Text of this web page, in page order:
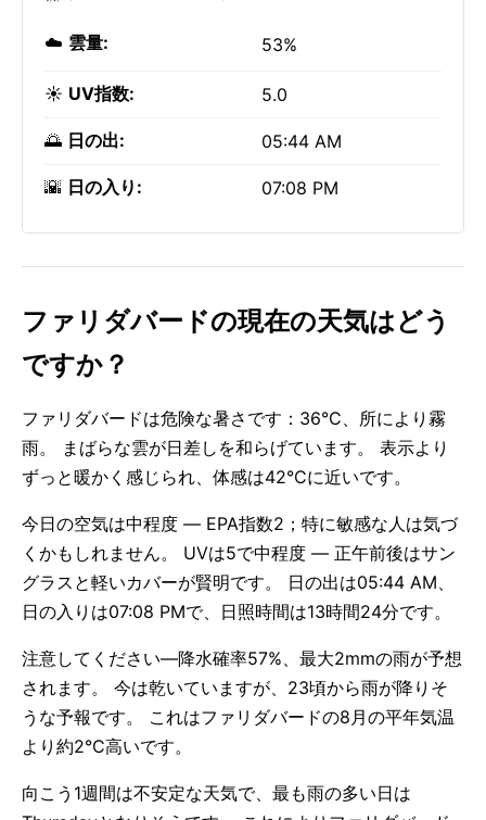
☁️ 雲量: 53%
☀️ UV指数: 5.0
🌅 日の出: 05:44 AM
🌇 日の入り: 07:08 PM
ファリダバードの現在の天気はどう
ですか？
ファリダバードは危険な暑さです：36°C、所により霧
雨。 まばらな雲が日差しを和らげています。 表示より
ずっと暖かく感じられ、体感は42°Cに近いです。
今日の空気は中程度 — EPA指数2；特に敏感な人は気づ
くかもしれません。 UVは5で中程度 — 正午前後はサン
グラスと軽いカバーが賢明です。 日の出は05:44 AM、
日の入りは07:08 PMで、日照時間は13時間24分です。
注意してください—降水確率57%、最大2mmの雨が予想
されます。 今は乾いていますが、23頃から雨が降りそ
うな予報です。 これはファリダバードの8月の平年気温
より約2°C高いです。
向こう1週間は不安定な天気で、最も雨の多い日は